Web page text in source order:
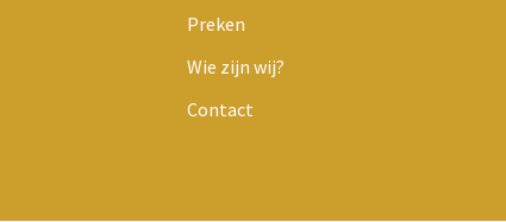
Preken
Wie zijn wij?
Contact